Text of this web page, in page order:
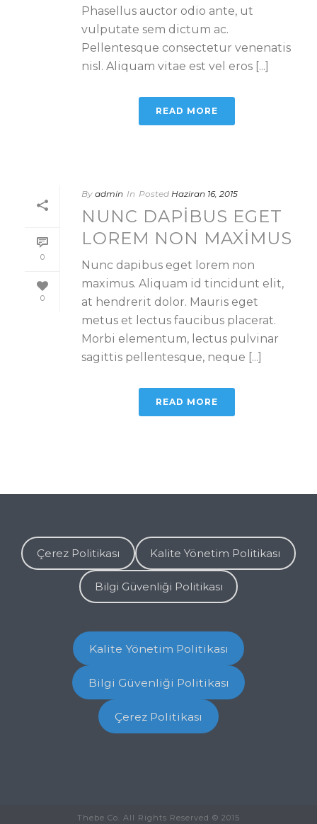
Phasellus auctor odio ante, ut
vulputate sem dictum ac.
Pellentesque consectetur venenatis
nisl. Aliquam vitae est vel eros [...]
READ MORE
0
0
By admin In Posted Haziran 16, 2015
NUNC DAPIBUS EGET
LOREM NON MAXIMUS
Nunc dapibus eget lorem non
maximus. Aliquam id tincidunt elit,
at hendrerit dolor. Mauris eget
metus et lectus faucibus placerat.
Morbi elementum, lectus pulvinar
sagittis pellentesque, neque [...]
READ MORE
Çerez Politikası Kalite Yönetim Politikası
Bilgi Güvenliği Politikası
Kalite Yönetim Politikası
Bilgi Güvenliği Politikası
Çerez Politikası
Thebe Co. All Rights Reserved © 2015